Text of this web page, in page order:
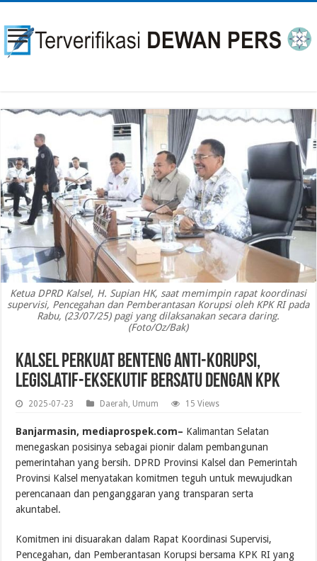
Ketua DPRD Kalsel, H. Supian HK, saat memimpin rapat koordinasi
supervisi, Pencegahan dan Pemberantasan Korupsi oleh KPK RI pada
Rabu, (23/07/25) pagi yang dilaksanakan secara daring.
(Foto/Oz/Bak)
Kalsel Perkuat Benteng Anti-Korupsi,
Legislatif-Eksekutif Bersatu dengan KPK
2025-07-23 Daerah, Umum 15 Views
Banjarmasin, mediaprospek.com– Kalimantan Selatan
menegaskan posisinya sebagai pionir dalam pembangunan
pemerintahan yang bersih. DPRD Provinsi Kalsel dan Pemerintah
Provinsi Kalsel menyatakan komitmen teguh untuk mewujudkan
perencanaan dan penganggaran yang transparan serta
akuntabel.
Komitmen ini disuarakan dalam Rapat Koordinasi Supervisi,
Pencegahan, dan Pemberantasan Korupsi bersama KPK RI yang